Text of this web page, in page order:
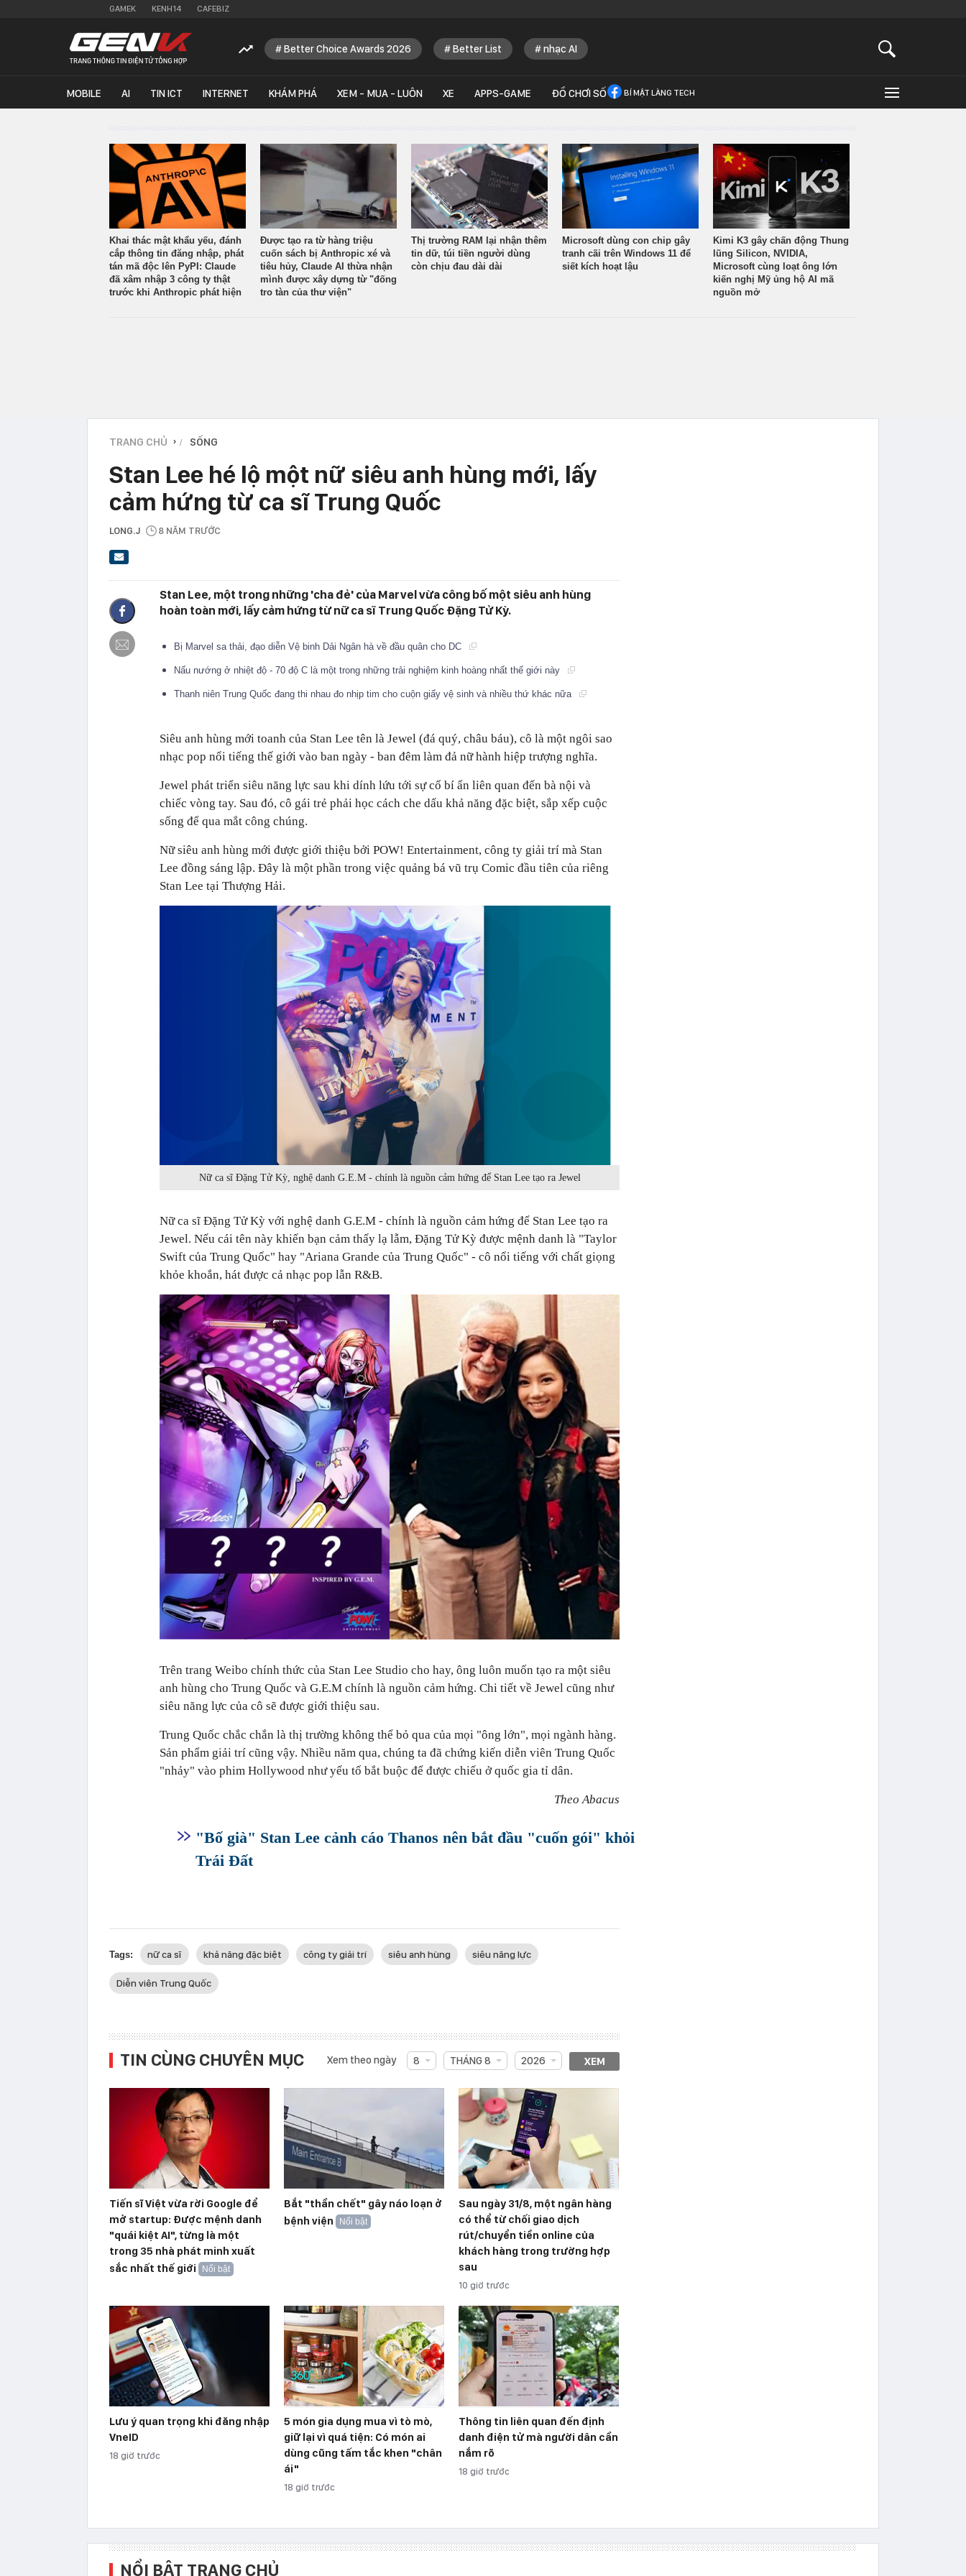
GAMEK KENH14 CAFEBIZ
Better Choice Awards 2026 Better List nhạc AI
MOBILE AI TIN ICT INTERNET KHÁM PHÁ XEM - MUA - LUÔN XE APPS-GAME ĐỒ CHƠI SỐ BÍ MẬT LÀNG TECH
Khai thác mật khẩu yếu, đánh
cắp thông tin đăng nhập, phát
tán mã độc lên PyPI: Claude
đã xâm nhập 3 công ty thật
trước khi Anthropic phát hiện
Được tạo ra từ hàng triệu
cuốn sách bị Anthropic xé và
tiêu hủy, Claude AI thừa nhận
mình được xây dựng từ "đống
tro tàn của thư viện"
Thị trường RAM lại nhận thêm
tin dữ, túi tiền người dùng
còn chịu đau dài dài
Microsoft dùng con chip gây
tranh cãi trên Windows 11 để
siết kích hoạt lậu
Kimi K3 gây chấn động Thung
lũng Silicon, NVIDIA,
Microsoft cùng loạt ông lớn
kiến nghị Mỹ ủng hộ AI mã
nguồn mở
TRANG CHỦ › SỐNG
Stan Lee hé lộ một nữ siêu anh hùng mới, lấy
cảm hứng từ ca sĩ Trung Quốc
LONG.J 8 NĂM TRƯỚC
Stan Lee, một trong những 'cha đẻ' của Marvel vừa công bố một siêu anh hùng
hoàn toàn mới, lấy cảm hứng từ nữ ca sĩ Trung Quốc Đặng Tử Kỳ.
Bị Marvel sa thải, đạo diễn Vệ binh Dải Ngân hà về đầu quân cho DC
Nấu nướng ở nhiệt độ - 70 độ C là một trong những trải nghiệm kinh hoàng nhất thế giới này
Thanh niên Trung Quốc đang thi nhau đo nhịp tim cho cuộn giấy vệ sinh và nhiều thứ khác nữa
Siêu anh hùng mới toanh của Stan Lee tên là Jewel (đá quý, châu báu), cô là một ngôi sao
nhạc pop nổi tiếng thế giới vào ban ngày - ban đêm làm đả nữ hành hiệp trượng nghĩa.
Jewel phát triển siêu năng lực sau khi dính lứu tới sự cố bí ẩn liên quan đến bà nội và
chiếc vòng tay. Sau đó, cô gái trẻ phải học cách che dấu khả năng đặc biệt, sắp xếp cuộc
sống để qua mắt công chúng.
Nữ siêu anh hùng mới được giới thiệu bởi POW! Entertainment, công ty giải trí mà Stan
Lee đồng sáng lập. Đây là một phần trong việc quảng bá vũ trụ Comic đầu tiên của riêng
Stan Lee tại Thượng Hải.
Nữ ca sĩ Đặng Tử Kỳ, nghệ danh G.E.M - chính là nguồn cảm hứng để Stan Lee tạo ra Jewel
Nữ ca sĩ Đặng Tử Kỳ với nghệ danh G.E.M - chính là nguồn cảm hứng để Stan Lee tạo ra
Jewel. Nếu cái tên này khiến bạn cảm thấy lạ lẫm, Đặng Tử Kỳ được mệnh danh là "Taylor
Swift của Trung Quốc" hay "Ariana Grande của Trung Quốc" - cô nổi tiếng với chất giọng
khỏe khoắn, hát được cả nhạc pop lẫn R&B.
Trên trang Weibo chính thức của Stan Lee Studio cho hay, ông luôn muốn tạo ra một siêu
anh hùng cho Trung Quốc và G.E.M chính là nguồn cảm hứng. Chi tiết về Jewel cũng như
siêu năng lực của cô sẽ được giới thiệu sau.
Trung Quốc chắc chắn là thị trường không thể bỏ qua của mọi "ông lớn", mọi ngành hàng.
Sản phẩm giải trí cũng vậy. Nhiều năm qua, chúng ta đã chứng kiến diễn viên Trung Quốc
"nhảy" vào phim Hollywood như yếu tố bắt buộc để được chiếu ở quốc gia tỉ dân.
Theo Abacus
"Bố già" Stan Lee cảnh cáo Thanos nên bắt đầu "cuốn gói" khỏi
Trái Đất
Tags: nữ ca sĩ khả năng đặc biệt công ty giải trí siêu anh hùng siêu năng lực
Diễn viên Trung Quốc
TIN CÙNG CHUYÊN MỤC Xem theo ngày 8 THÁNG 8 2026 XEM
Tiến sĩ Việt vừa rời Google để
mở startup: Được mệnh danh
"quái kiệt AI", từng là một
trong 35 nhà phát minh xuất
sắc nhất thế giới
Nổi bật
Bắt "thần chết" gây náo loạn ở
bệnh viện
Nổi bật
Sau ngày 31/8, một ngân hàng
có thể từ chối giao dịch
rút/chuyển tiền online của
khách hàng trong trường hợp
sau
10 giờ trước
Lưu ý quan trọng khi đăng nhập
VneID
18 giờ trước
5 món gia dụng mua vì tò mò,
giữ lại vì quá tiện: Có món ai
dùng cũng tấm tắc khen "chân
ái"
18 giờ trước
Thông tin liên quan đến định
danh điện tử mà người dân cần
nắm rõ
18 giờ trước
NỔI BẬT TRANG CHỦ